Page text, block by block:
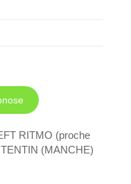
RITMO (proche
(MANCHE)